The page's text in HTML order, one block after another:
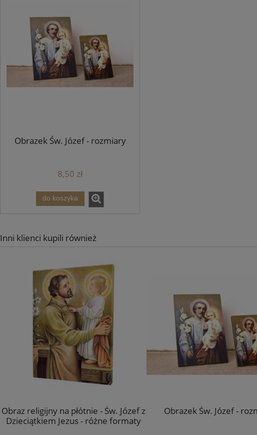
Obrazek Św. Józef - rozmiary
8,50 zł
do koszyka
Inni klienci kupili również
Obraz religijny na płótnie - Św. Józef z
Dzieciątkiem Jezus - różne formaty
Obrazek Św. Józef -